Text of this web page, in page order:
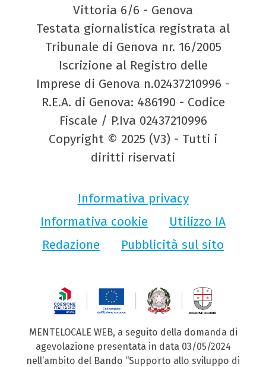
Vittoria 6/6 - Genova
Testata giornalistica registrata al
Tribunale di Genova nr. 16/2005
Iscrizione al Registro delle
Imprese di Genova n.02437210996 -
R.E.A. di Genova: 486190 - Codice
Fiscale / P.Iva 02437210996
Copyright © 2025 (V3) - Tutti i
diritti riservati
Informativa privacy
Informativa cookie
Utilizzo IA
Redazione
Pubblicità sul sito
MENTELOCALE WEB, a seguito della domanda di
agevolazione presentata in data 03/05/2024
nell’ambito del Bando “Supporto allo sviluppo di